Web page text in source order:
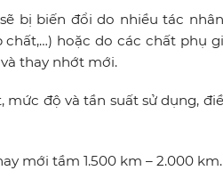
bị biến đổi do nhiều tác
hoặc do các chất phụ
thay nhớt mới.
độ và tần suất sử dụng,
mới tầm 1.500 km – 2.000 km.